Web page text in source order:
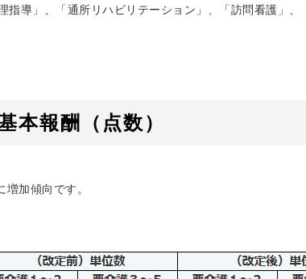
導」、「通所リハビリテーション」、「訪問看護」
報酬（点数）
加傾向です。